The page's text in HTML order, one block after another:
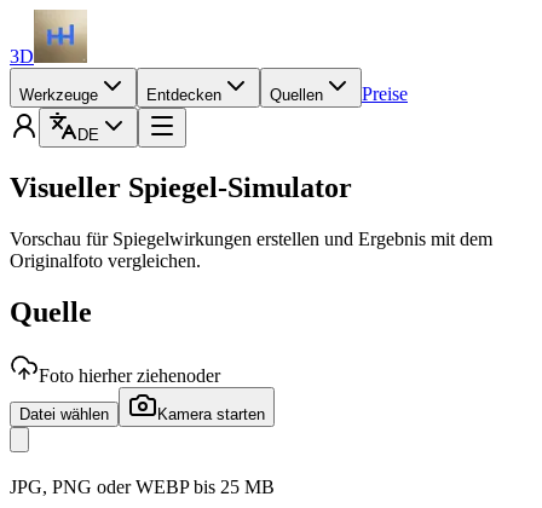
3D
Werkzeuge Entdecken Quellen Preise
DE
Visueller Spiegel-Simulator
Vorschau für Spiegelwirkungen erstellen und Ergebnis mit dem
Originalfoto vergleichen.
Quelle
Foto hierher ziehenoder
Datei wählen Kamera starten
JPG, PNG oder WEBP bis 25 MB